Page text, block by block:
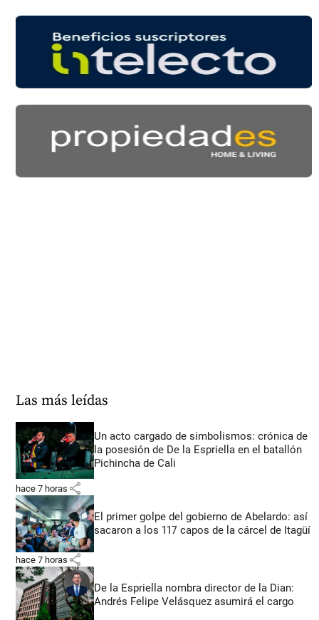
Las más leídas
Un acto cargado de simbolismos: crónica de
la posesión de De la Espriella en el batallón
Pichincha de Cali
hace 7 horas share
El primer golpe del gobierno de Abelardo: así
sacaron a los 117 capos de la cárcel de Itagüí
hace 7 horas share
De la Espriella nombra director de la Dian:
Andrés Felipe Velásquez asumirá el cargo